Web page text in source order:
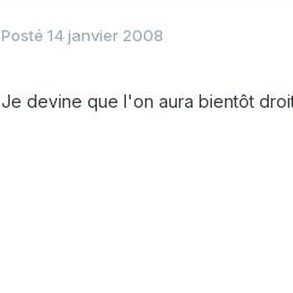
Posté 14 janvier 2008
Je devine que l'on aura bientôt